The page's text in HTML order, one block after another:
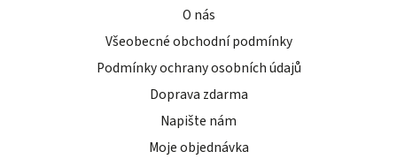
O nás
Všeobecné obchodní podmínky
Podmínky ochrany osobních údajů
Doprava zdarma
Napište nám
Moje objednávka